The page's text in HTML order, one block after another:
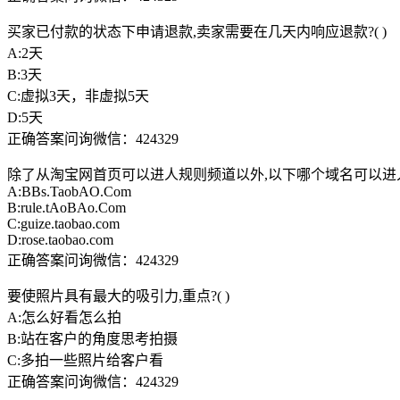
买家已付款的状态下申请退款,卖家需要在几天内响应退款?( )
A:2天
B:3天
C:虚拟3天，非虚拟5天
D:5天
正确答案问询微信：424329
除了从淘宝网首页可以进人规则频道以外,以下哪个域名可以进
A:BBs.TaobAO.Com
B:rule.tAoBAo.Com
C:guize.taobao.com
D:rose.taobao.com
正确答案问询微信：424329
要使照片具有最大的吸引力,重点?( )
A:怎么好看怎么拍
B:站在客户的角度思考拍摄
C:多拍一些照片给客户看
正确答案问询微信：424329